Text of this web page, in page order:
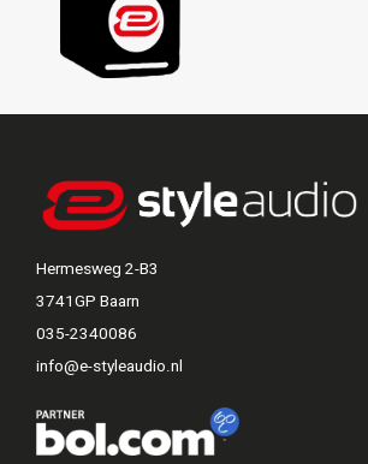
Hermesweg 2-B3
3741GP Baarn
035-2340086
info@e-styleaudio.nl